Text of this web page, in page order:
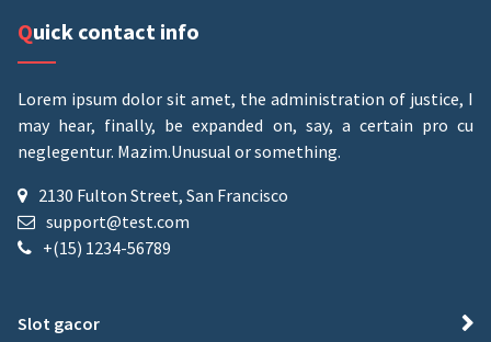
Quick contact info
Lorem ipsum dolor sit amet, the administration of justice, I
may hear, finally, be expanded on, say, a certain pro cu
neglegentur. Mazim.Unusual or something.
2130 Fulton Street, San Francisco
support@test.com
+(15) 1234-56789
Slot gacor